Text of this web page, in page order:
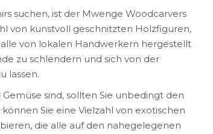
suchen, ist der Mwenge Woodcarvers
von kunstvoll geschnitzten Holzfiguren,
von lokalen Handwerkern hergestellt
zu schlendern und sich von der
lassen.
sind, sollten Sie unbedingt den
Sie eine Vielzahl von exotischen
die alle auf den nahegelegenen